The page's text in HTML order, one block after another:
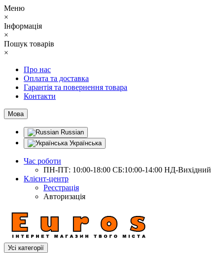
Меню
×
Інформація
×
Пошук товарів
×
Про нас
Оплата та доставка
Гарантія та повернення товара
Контакти
Мова
Russian
Українська
Час роботи
ПН-ПТ: 10:00-18:00 СБ:10:00-14:00 НД-Вихідний
Клієнт-центр
Реєстрація
Авторизація
Усі категорії